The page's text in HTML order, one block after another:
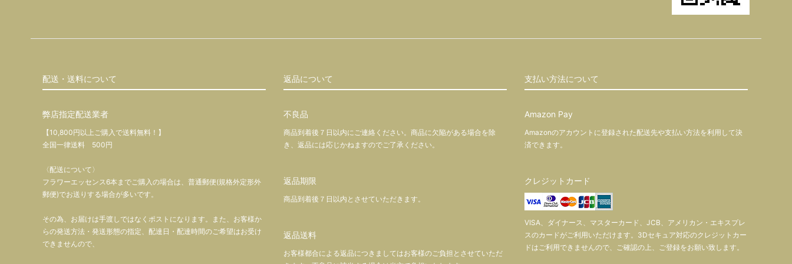
配送・送料について
弊店指定配送業者
【10,800円以上ご購入で送料無料！】
全国一律送料 500円
〈配送について〉
フラワーエッセンス6本までご購入の場合は、普通郵便(規格外定形外
郵便)でお送りする場合が多いです。
その為、お届けは手渡しではなくポストになります。また、お客様か
らの発送方法・発送形態の指定、配達日・配達時間のご希望はお受け
できませんので、
返品について
不良品
商品到着後７日以内にご連絡ください。商品に欠陥がある場合を除
き、返品には応じかねますのでご了承ください。
返品期限
商品到着後７日以内とさせていただきます。
返品送料
お客様都合による返品につきましてはお客様のご負担とさせていただ
支払い方法について
Amazon Pay
Amazonのアカウントに登録された配送先や支払い方法を利用して決
済できます。
クレジットカード
VISA、ダイナース、マスターカード、JCB、アメリカン・エキスプレ
スのカードがご利用いただけます。3Dセキュア対応のクレジットカー
ドはご利用できませんので、ご確認の上、ご登録をお願い致します。